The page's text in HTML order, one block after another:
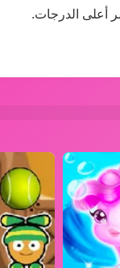
أعلى الدرجات.